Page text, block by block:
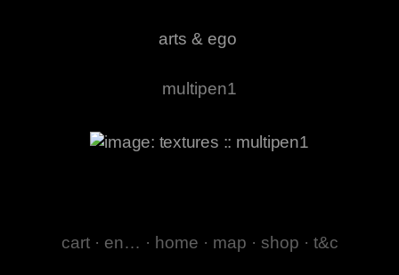
arts & ego
multipen1
cart · en… · home · map · shop · t&c